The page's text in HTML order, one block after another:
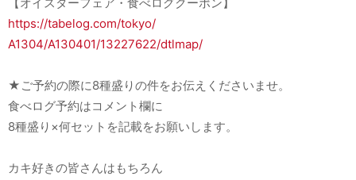
https://tabelog.com/tokyo/
A1304/A130401/13227622/dtlmap/
★ご予約の際に8種盛りの件をお伝えくださいませ。
食べログ予約はコメント欄に
8種盛り×何セットを記載をお願いします。
カキ好きの皆さんはもちろん